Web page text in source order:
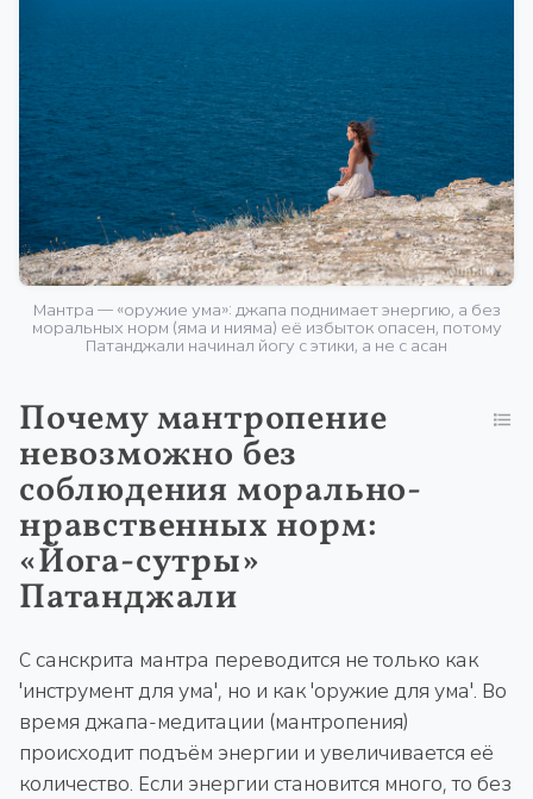
Мантра — «оружие ума»: джапа поднимает энергию, а без
моральных норм (яма и нияма) её избыток опасен, потому
Патанджали начинал йогу с этики, а не с асан
Почему мантропение
невозможно без
соблюдения морально-
нравственных норм:
«Йога-сутры»
Патанджали
С санскрита мантра переводится не только как
'инструмент для ума', но и как 'оружие для ума'. Во
время джапа-медитации (мантропения)
происходит подъём энергии и увеличивается её
количество. Если энергии становится много, то без